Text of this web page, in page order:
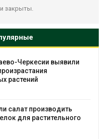
закрыты.
Черкесии выявили
растений
салат производить
для растительного